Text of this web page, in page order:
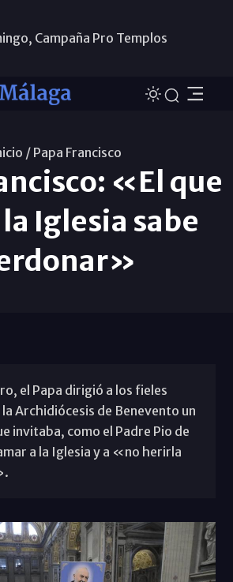
Campaña Pro Templos
/ Papa Francisco
«El que
Iglesia sabe
el Papa dirigió a los fieles
Archidiócesis de Benevento un
invitaba, como el Padre Pio de
a la Iglesia y a «no herirla